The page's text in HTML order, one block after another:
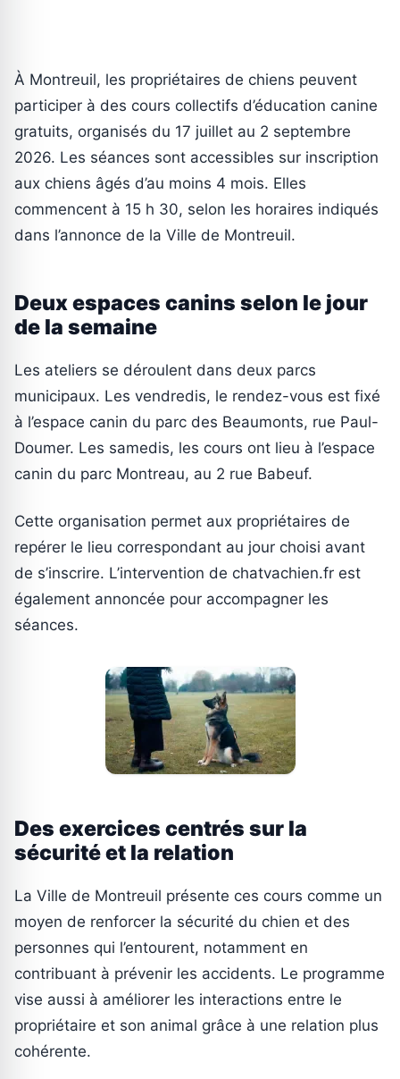
À Montreuil, les propriétaires de chiens peuvent
participer à des cours collectifs d’éducation canine
gratuits, organisés du 17 juillet au 2 septembre
2026. Les séances sont accessibles sur inscription
aux chiens âgés d’au moins 4 mois. Elles
commencent à 15 h 30, selon les horaires indiqués
dans l’annonce de la Ville de Montreuil.
Deux espaces canins selon le jour
de la semaine
Les ateliers se déroulent dans deux parcs
municipaux. Les vendredis, le rendez-vous est fixé
à l’espace canin du parc des Beaumonts, rue Paul-
Doumer. Les samedis, les cours ont lieu à l’espace
canin du parc Montreau, au 2 rue Babeuf.
Cette organisation permet aux propriétaires de
repérer le lieu correspondant au jour choisi avant
de s’inscrire. L’intervention de chatvachien.fr est
également annoncée pour accompagner les
séances.
Des exercices centrés sur la
sécurité et la relation
La Ville de Montreuil présente ces cours comme un
moyen de renforcer la sécurité du chien et des
personnes qui l’entourent, notamment en
contribuant à prévenir les accidents. Le programme
vise aussi à améliorer les interactions entre le
propriétaire et son animal grâce à une relation plus
cohérente.